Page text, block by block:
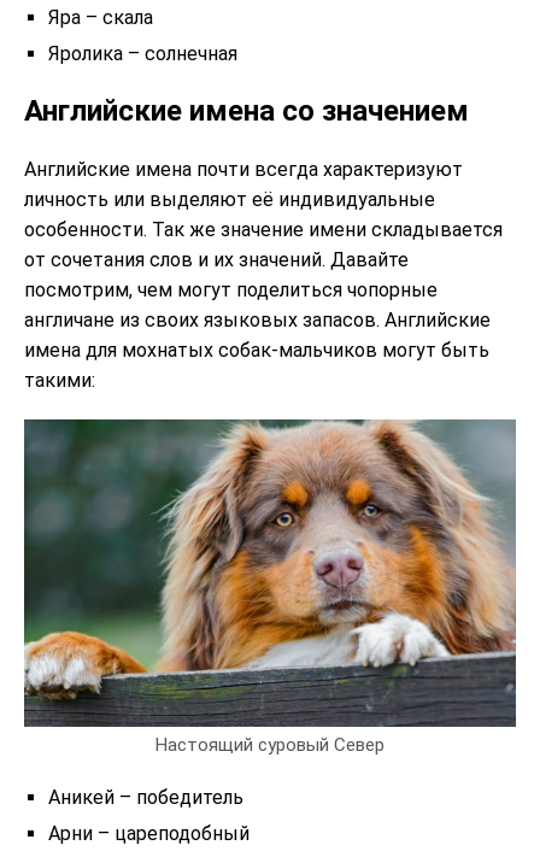
Яра – скала
Яролика – солнечная
Английские имена со значением
Английские имена почти всегда характеризуют
личность или выделяют её индивидуальные
особенности. Так же значение имени складывается
от сочетания слов и их значений. Давайте
посмотрим, чем могут поделиться чопорные
англичане из своих языковых запасов. Английские
имена для мохнатых собак-мальчиков могут быть
такими:
Настоящий суровый Север
Аникей – победитель
Арни – цареподобный